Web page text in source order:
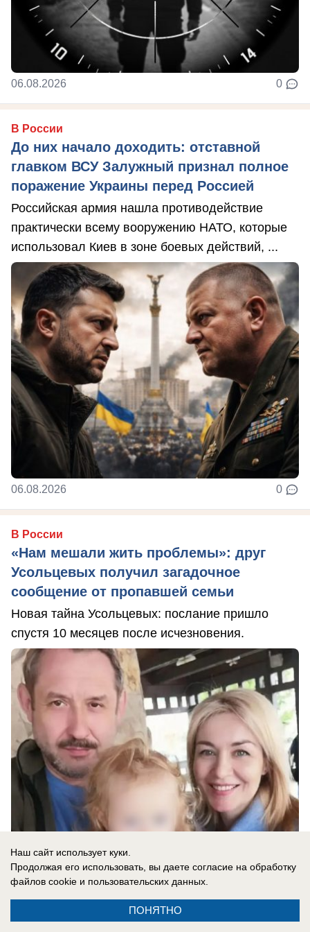
06.08.2026 0
В России
До них начало доходить: отставной
главком ВСУ Залужный признал полное
поражение Украины перед Россией
Российская армия нашла противодействие
практически всему вооружению НАТО, которые
использовал Киев в зоне боевых действий, ...
06.08.2026 0
В России
«Нам мешали жить проблемы»: друг
Усольцевых получил загадочное
сообщение от пропавшей семьи
Новая тайна Усольцевых: послание пришло
спустя 10 месяцев после исчезновения.
06.08.2026
Наш сайт использует куки.
Продолжая его использовать, вы даете согласие на обработку
файлов cookie и пользовательских данных.
ПОНЯТНО